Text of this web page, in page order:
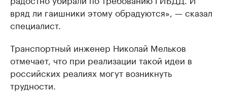
вряд ли гаишники этому обрадуются», — сказал
специалист.
Транспортный инженер Николай Мельков
отмечает, что при реализации такой идеи в
российских реалиях могут возникнуть
трудности.